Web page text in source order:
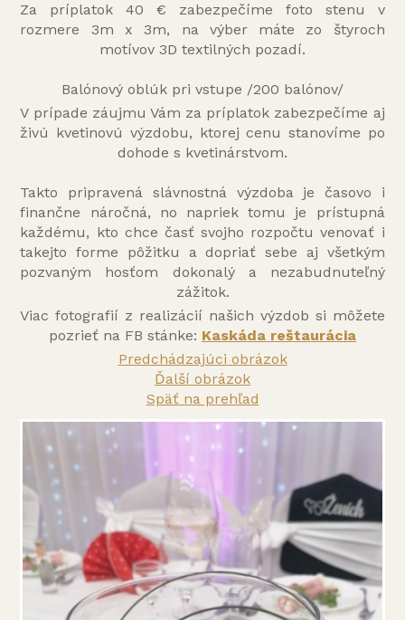
Za príplatok 40 € zabezpečíme foto stenu v
rozmere 3m x 3m, na výber máte zo štyroch
motívov 3D textilných pozadí.
Balónový oblúk pri vstupe /200 balónov/
V prípade záujmu Vám za príplatok zabezpečíme aj
živú kvetinovú výzdobu, ktorej cenu stanovíme po
dohode s kvetinárstvom.
Takto pripravená slávnostná výzdoba je časovo i
finančne náročná, no napriek tomu je prístupná
každému, kto chce časť svojho rozpočtu venovať i
takejto forme pôžitku a dopriať sebe aj všetkým
pozvaným hosťom dokonalý a nezabudnuteľný
zážitok.
Viac fotografií z realizácií našich výzdob si môžete
pozrieť na FB stánke: Kaskáda reštaurácia
Predchádzajúci obrázok
Ďalší obrázok
Späť na prehľad